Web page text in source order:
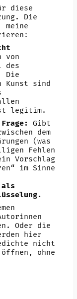
diese
Die
von
des
Die
Kunst sind
legitim.
Gibt
dem
(was
Fehlen
Vorschlag
im Sinne
Oder die
hier
nicht
ohne